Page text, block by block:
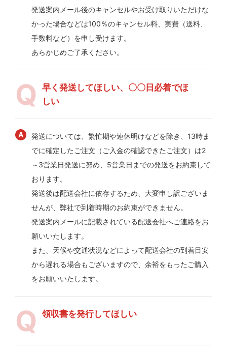
発送案内メール後のキャンセルやお受け取りいただけな
かった場合などは100％のキャンセル料、実費（送料、
手数料など）を申し受けます。
あらかじめご了承ください。
早く発送してほしい、〇〇日必着でほ
しい
発送については、繁忙期や連休明けなどを除き、13時ま
でに確定したご注文（ご入金の確認できたご注文）は2
～3営業日発送に努め、5営業日までの発送をお約束して
おります。
発送後は配送会社に依存するため、大変申し訳ございま
せんが、弊社で到着時期のお約束ができません。
発送案内メールに記載されている配送会社へご連絡をお
願いいたします。
また、天候や交通状況などによって配送会社の到着目安
から遅れる場合もございますので、余裕をもったご購入
をお願いいたします。
領収書を発行してほしい